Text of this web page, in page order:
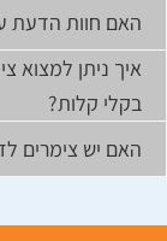
האם חוות הדעת
איך ניתן למצוא
בקלי קלות?
האם יש צימרים